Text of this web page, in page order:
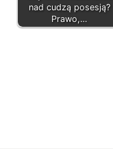
nad cudzą posesją?
Prawo,…